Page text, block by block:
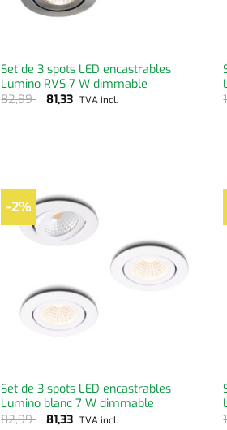
Set de 3 spots LED encastrables
Lumino RVS 7 W dimmable
82,99
81,33 TVA incl.
-2%
Set de 3 spots LED encastrables
Lumino blanc 7 W dimmable
82,99
81,33 TVA incl.